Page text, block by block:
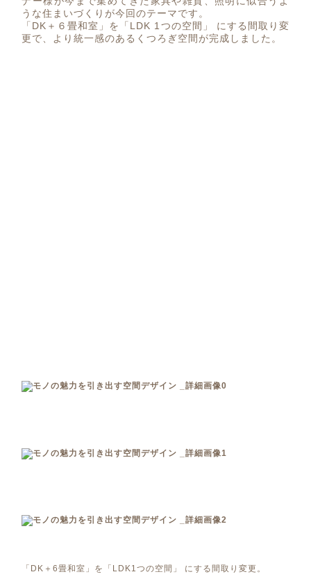
うな住まいづくりが今回のテーマです。
「DK＋６畳和室」を「LDK 1つの空間」 にする間取り変
更で、より統一感のあるくつろぎ空間が完成しました。
「DK＋6畳和室」を「LDK1つの空間」 にする間取り変更。